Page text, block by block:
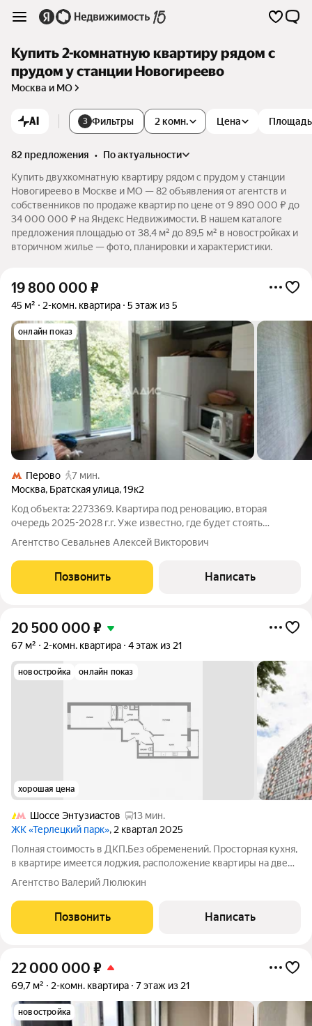
Купить 2-комнатную квартиру рядом с
прудом у станции Новогиреево
Москва и МО
AI 3 Фильтры 2 комн. Цена Площадь
82 предложения •
по актуальности
Купить двухкомнатную квартиру рядом с прудом у станции
Новогиреево в Москве и МО — 82 объявления от агентств и
собственников по продаже квартир по цене от 9 890 000 ₽ до
34 000 000 ₽ на Яндекс Недвижимости. В нашем каталоге
предложения площадью от 38,4 м² до 89,5 м² в новостройках и
вторичном жилье — фото, планировки и характеристики.
19 800 000 ₽
45 м² 2-комн. квартира 5 этаж из 5
онлайн показ
Перово
7 мин.
Москва, Братская улица,19к2
Код объекта: 2273369. Квартира под реновацию, вторая
очередь 2025-2028 г.г. Уже известно, где будет стоять
новостройка- площадка под строительство совсем рядом,
через дом. Продается отличная двухкомнатная квартира с
ремонтом, изолированные комнаты,
Агентство Севальнев Алексей Викторович
Позвонить Написать
20 500 000 ₽
67 м² 2-комн. квартира 4 этаж из 21
новостройка онлайн показ
хорошая цена
Шоссе Энтузиастов
13 мин.
ЖК «Терлецкий парк», 2 квартал 2025
Полная стоимость в ДКП.Без обременений. Просторная кухня,
в квартире имеется лоджия, расположение квартиры на две
стороны ( распашонка ), откуда открывается приятный вид во
двор и улицу. Функциональная планировка квартиры:
раздельные комнаты,
Агентство Валерий Люлюкин
Позвонить Написать
22 000 000 ₽
69,7 м² 2-комн. квартира 7 этаж из 21
новостройка